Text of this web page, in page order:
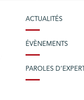
ACTUALITÉS
ÉVÈNEMENTS
PAROLES